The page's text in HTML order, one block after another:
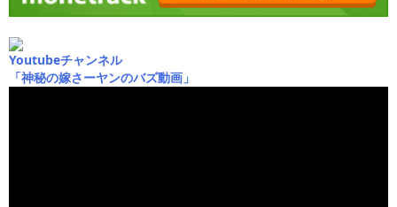
Youtubeチャンネル
「神秘の嫁さーヤンのバズ動画」